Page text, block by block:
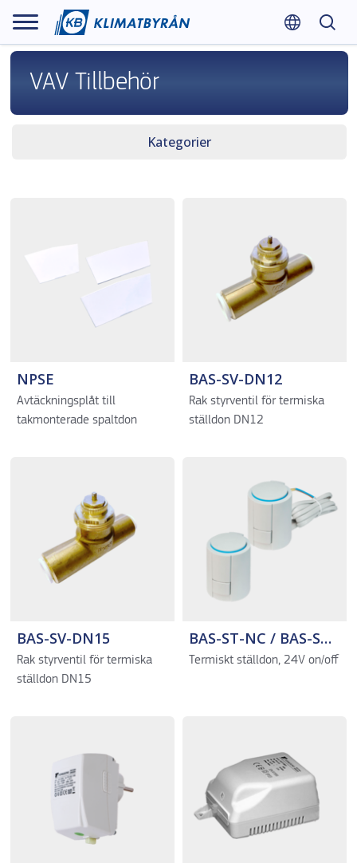
VAV Tillbehör
Kategorier
NPSE
Avtäckningsplåt till
takmonterade spaltdon
BAS-SV-DN12
Rak styrventil för termiska
ställdon DN12
BAS-SV-DN15
Rak styrventil för termiska
ställdon DN15
BAS-ST-NC / BAS-ST-NO
Termiskt ställdon, 24V on/off